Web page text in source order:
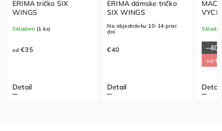
ERIMA tričko SIX
WINGS
Skladom (1 ks)
od €35
Detail
ERIMA dámske tričko
SIX WINGS
Na objednávku 10-14 prac
dní
€40
Detail
VYCH
–40
od
Detail